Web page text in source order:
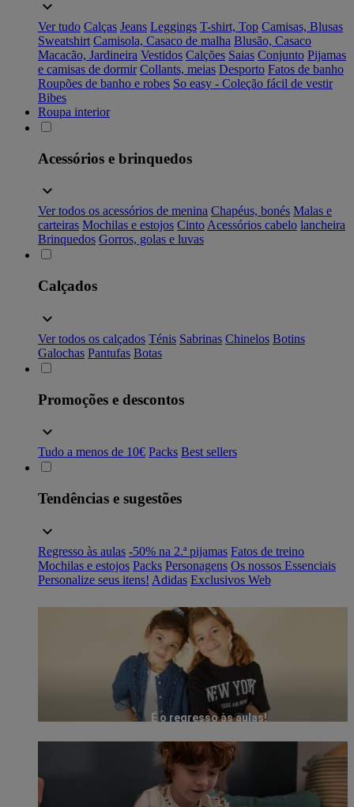
Ver tudo Calças Jeans Leggings T-shirt, Top Camisas, Blusas
Sweatshirt Camisola, Casaco de malha Blusão, Casaco
Macacão, Jardineira Vestidos Calções Saias Conjunto Pijamas
e camisas de dormir Collants, meias Desporto Fatos de banho
Roupões de banho e robes So easy - Coleção fácil de vestir
Bibes
Roupa interior
Acessórios e brinquedos
Ver todos os acessórios de menina Chapéus, bonés Malas e
carteiras Mochilas e estojos Cinto Acessórios cabelo lancheira
Brinquedos Gorros, golas e luvas
Calçados
Ver todos os calçados Ténis Sabrinas Chinelos Botins
Galochas Pantufas Botas
Promoções e descontos
Tudo a menos de 10€ Packs Best sellers
Tendências e sugestões
Regresso às aulas -50% na 2.ª pijamas Fatos de treino
Mochilas e estojos Packs Personagens Os nossos Essenciais
Personalize seus itens! Adidas Exclusivos Web
É o regresso às aulas!